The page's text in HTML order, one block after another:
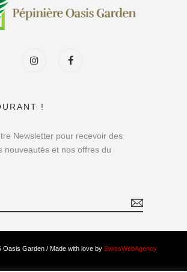
!
Newsletter pour recevoir des
nouveautés et nos offres du
Oasis Garden / Made with love by SwissWebAgency